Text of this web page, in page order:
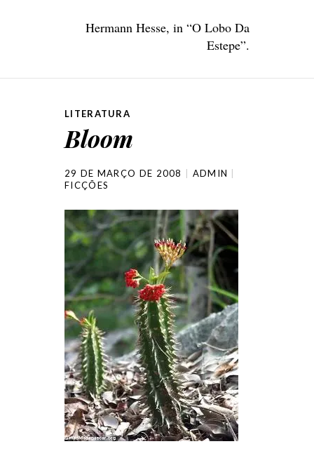
Hermann Hesse, in “O Lobo Da
Estepe”.
LITERATURA
Bloom
29 DE MARÇO DE 2008
ADMIN
FICÇÕES